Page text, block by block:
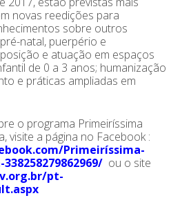
novas reedições para
sobre outros
natal, puerpério e
e atuação em espaços
de 0 a 3 anos; humanização
e práticas ampliadas em
o programa Primeiríssima
visite a página no Facebook :
Primeiríssima-
ou o site
pt-